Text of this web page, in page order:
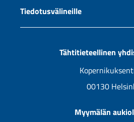
Tähtitieteellinen
00130
Myymälän
Ursan jäsenyys
Jälleenmyyjät
Tiedotusvälineille
Tiedotus ja yhteistyö
Uutuuskirjojen kansikuvia